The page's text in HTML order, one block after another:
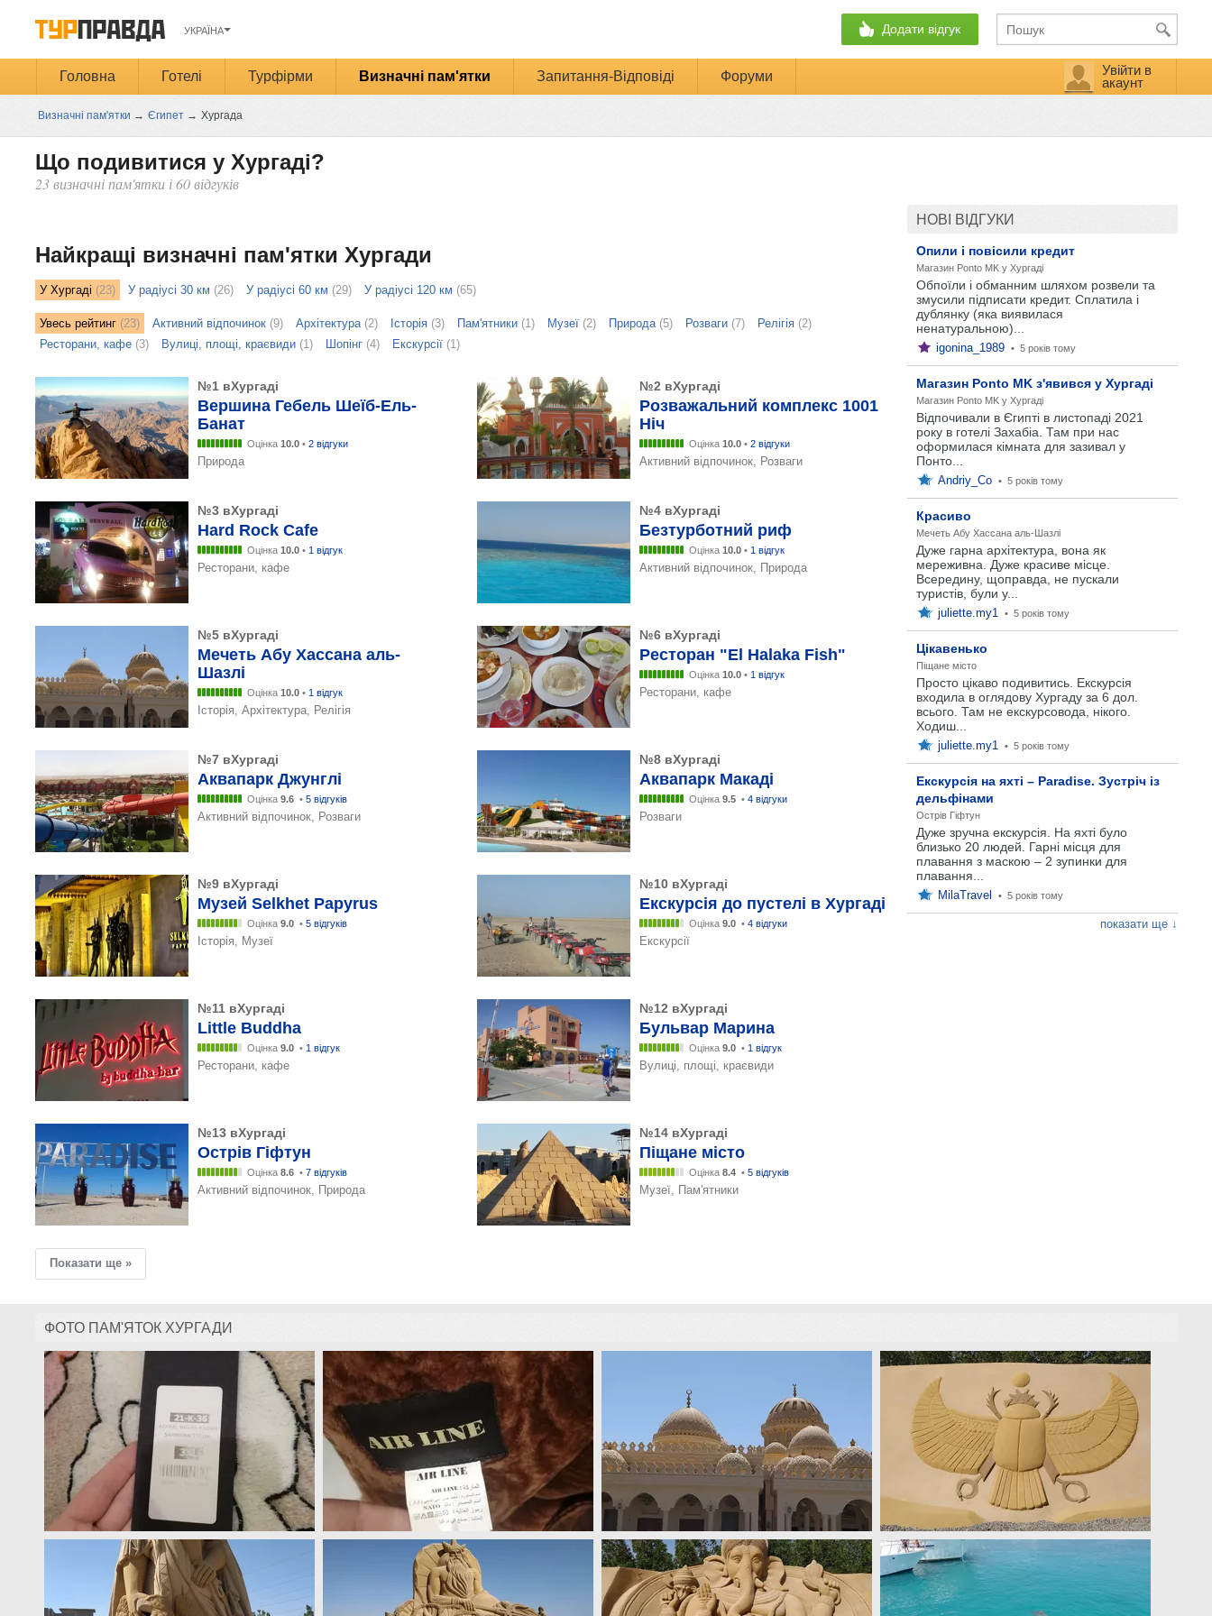
УКРАЇНА Додати відгук
Головна Готелі Турфірми Визначні пам'ятки Запитання-Відповіді Форуми
Увійти в
акаунт
Визначні пам'ятки → Єгипет → Хургада
Що подивитися у Хургаді?
23 визначні пам'ятки і 60 відгуків
Найкращі визначні пам'ятки Хургади
У Хургаді (23) У радіусі 30 км (26) У радіусі 60 км (29) У радіусі 120 км (65)
Увесь рейтинг(23) Активний відпочинок(9) Архітектура(2) Історія(3) Пам'ятники(1) Музеї(2) Природа(5) Розваги(7) Релігія(2)
Ресторани, кафе(3) Вулиці, площі, краєвиди(1) Шопінг(4) Екскурсії(1)
№1 вХургаді
Вершина Гебель Шеїб-Ель-
Банат
Оцінка 10.0• 2 відгуки
Природа
№2 вХургаді
Розважальний комплекс 1001
Ніч
Оцінка 10.0 • 2 відгуки
Активний відпочинок, Розваги
№3 вХургаді
Hard Rock Cafe
Оцінка 10.0• 1 відгук
Ресторани, кафе
№4 вХургаді
Безтурботний риф
Оцінка 10.0 • 1 відгук
Активний відпочинок, Природа
№5 вХургаді
Мечеть Абу Хассана аль-
Шазлі
Оцінка 10.0• 1 відгук
Історія, Архітектура, Релігія
№6 вХургаді
Ресторан "El Halaka Fish"
Оцінка 10.0 • 1 відгук
Ресторани, кафе
№7 вХургаді
Аквапарк Джунглі
Оцінка 9.6 • 5 відгуків
Активний відпочинок, Розваги
№8 вХургаді
Аквапарк Макаді
Оцінка 9.5 • 4 відгуки
Розваги
№9 вХургаді
Музей Selkhet Papyrus
Оцінка 9.0 • 5 відгуків
Історія, Музеї
№10 вХургаді
Екскурсія до пустелі в Хургаді
Оцінка 9.0 • 4 відгуки
Екскурсії
№11 вХургаді
Little Buddha
Оцінка 9.0 • 1 відгук
Ресторани, кафе
№12 вХургаді
Бульвар Марина
Оцінка 9.0 • 1 відгук
Вулиці, площі, краєвиди
№13 вХургаді
Острів Гіфтун
Оцінка 8.6 • 7 відгуків
Активний відпочинок, Природа
№14 вХургаді
Піщане місто
Оцінка 8.4 • 5 відгуків
Музеї, Пам'ятники
Показати ще »
НОВІ ВІДГУКИ
Опили і повісили кредит
Магазин Ponto MK у Хургаді
Обпоїли і обманним шляхом розвели та
змусили підписати кредит. Сплатила і
дублянку (яка виявилася
ненатуральною)...
igonina_1989 • 5 років тому
Магазин Ponto MK з'явився у Хургаді
Магазин Ponto MK у Хургаді
Відпочивали в Єгипті в листопаді 2021
року в готелі Захабіа. Там при нас
оформилася кімната для зазивал у
Понто...
Andriy_Co • 5 років тому
Красиво
Мечеть Абу Хассана аль-Шазлі
Дуже гарна архітектура, вона як
мереживна. Дуже красиве місце.
Всередину, щоправда, не пускали
туристів, були у...
juliette.my1 • 5 років тому
Цікавенько
Піщане місто
Просто цікаво подивитись. Екскурсія
входила в оглядову Хургаду за 6 дол.
всього. Там не екскурсовода, нікого.
Ходиш...
juliette.my1 • 5 років тому
Екскурсія на яхті – Paradise. Зустріч із
дельфінами
Острів Гіфтун
Дуже зручна екскурсія. На яхті було
близько 20 людей. Гарні місця для
плавання з маскою – 2 зупинки для
плавання...
MilaTravel • 5 років тому
показати ще ↓
ФОТО ПАМ'ЯТОК ХУРГАДИ